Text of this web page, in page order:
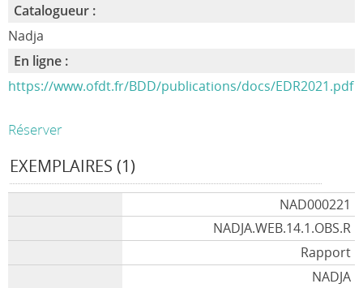
Catalogueur :
Nadja
En ligne :
https://www.ofdt.fr/BDD/publications/docs/EDR2021.pdf
Réserver
EXEMPLAIRES (1)
NAD000221
NADJA.WEB.14.1.OBS.R
Rapport
NADJA